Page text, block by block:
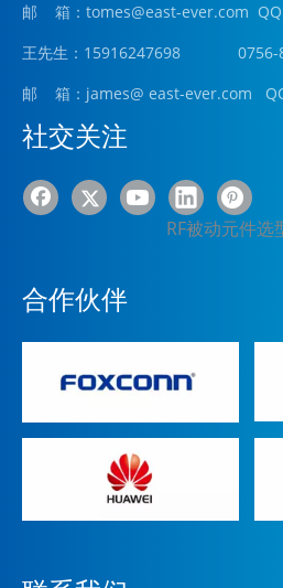
邮 箱：tomes@east-ever.com
王先生：15916247698 0756-
邮 箱：james@ east-ever.com
社交关注
RF被动元件选
合作伙伴